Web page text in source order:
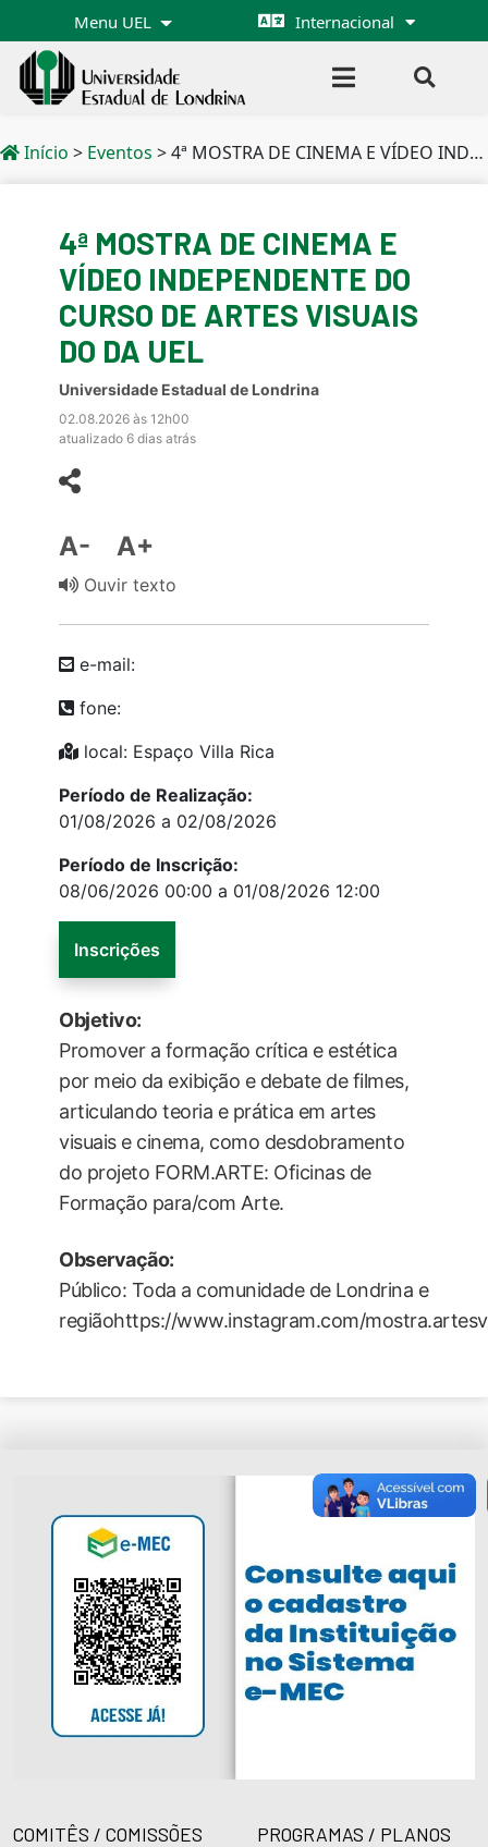
Menu UEL Internacional
Início > Eventos >4ª MOSTRA DE CINEMA E VÍDEO INDEPENDENTE DO CURSO DE ARTES VISUAIS DO DA UEL
4ª MOSTRA DE CINEMA E
VÍDEO INDEPENDENTE DO
CURSO DE ARTES VISUAIS
DO DA UEL
Universidade Estadual de Londrina
02.08.2026 às 12h00
atualizado 6 dias atrás
A- A+
Ouvir texto
e-mail:
fone:
local: Espaço Villa Rica
Período de Realização:
01/08/2026 a 02/08/2026
Período de Inscrição:
08/06/2026 00:00 a 01/08/2026 12:00
Inscrições
Objetivo:
Promover a formação crítica e estética
por meio da exibição e debate de filmes,
articulando teoria e prática em artes
visuais e cinema, como desdobramento
do projeto FORM.ARTE: Oficinas de
Formação para/com Arte.
Observação:
Público: Toda a comunidade de Londrina e
regiãohttps://www.instagram.com/
COMITÊS / COMISSÕES PROGRAMAS / PLANOS